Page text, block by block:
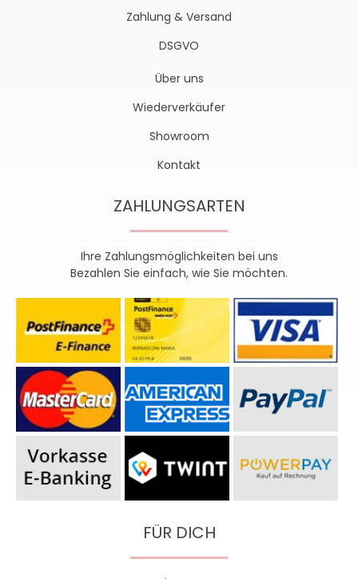
Zahlung & Versand
DSGVO
Über uns
Wiederverkäufer
Showroom
Kontakt
ZAHLUNGSARTEN
Ihre Zahlungsmöglichkeiten bei uns
Bezahlen Sie einfach, wie Sie möchten.
FÜR DICH